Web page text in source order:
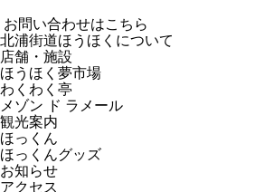
お問い合わせはこちら
北浦街道ほうほくについて
店舗・施設
ほうほく夢市場
わくわく亭
メゾン ド ラメール
観光案内
ほっくん
ほっくんグッズ
お知らせ
アクセス